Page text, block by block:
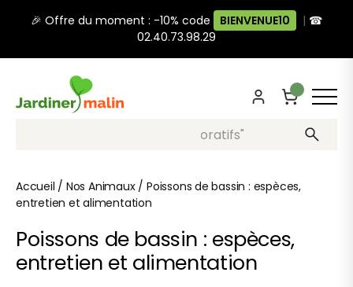
🎉 Offre du moment : -10% code BIENVENUE10 | ☎
02.40.73.98.29
Recherche, ex: "pots décoratifs"
Accueil / Nos Animaux/ Poissons de bassin : espèces,
entretien et alimentation
Poissons de bassin : espèces,
entretien et alimentation